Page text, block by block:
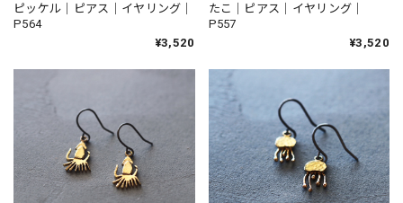
ピッケル｜ピアス｜イヤリング｜
P564
¥3,520
たこ｜ピアス｜イヤリング｜
P557
¥3,520